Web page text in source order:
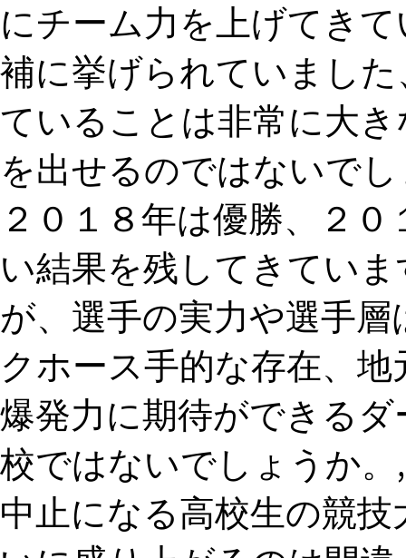
にチーム力を上げてき
補に挙げられていまし
ていることは非常に大
を出せるのではないで
２０１８年は優勝、２
い結果を残してきてい
が、選手の実力や選手
クホース手的な存在、
爆発力に期待ができる
校ではないでしょうか
中止になる高校生の競